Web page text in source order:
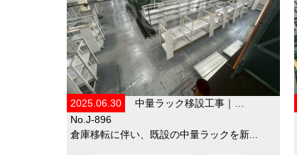
2025.06.30
中量ラック移設工事｜…
No.J-896
倉庫移転に伴い、既設の中量ラックを新...